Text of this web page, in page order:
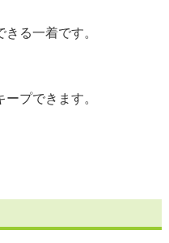
る一着です。
プできます。